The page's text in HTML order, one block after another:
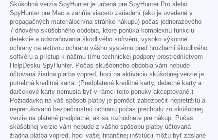
Skúšobná verzia SpyHunter je určená pre SpyHunter Pro alebo
SpyHunter pre Mac a zahŕňa viacero zariadení (ako je uvedené v
propagačných materiáloch/na stránke nákupu) počas jednorazového
7-dňového skúšobného obdobia, ktoré ponúka komplexnú funkciu
detekcie a odstraňovania škodlivého softvéru, vysoko výkonné
ochrany na aktívnu ochranu vášho systému pred hrozbami škodlivého
softvéru a prístup k nášmu tímu technickej podpory prostredníctvom
HelpDesku SpyHunter. Počas skúšobného obdobia vám nebude
účtovaná žiadna platba vopred, hoci na aktiváciu skúšobnej verzie je
potrebná kreditná karta. (Predplatené kreditné karty, debetné karty a
darčekové karty nemusia byť v rámci tejto ponuky akceptované.)
Požiadavka na váš spôsob platby je pomôcť zabezpečiť nepretržitú a
neprerušovanú bezpečnostnú ochranu počas prechodu zo skúšobnej
verzie na platené predplatné, ak sa rozhodnete pre nákup. Počas
skúšobnej verzie vám nebude z vášho spôsobu platby účtovaná
žiadna platba vopred, hoci vašej finančnej inštitúcii môžu byť zaslané